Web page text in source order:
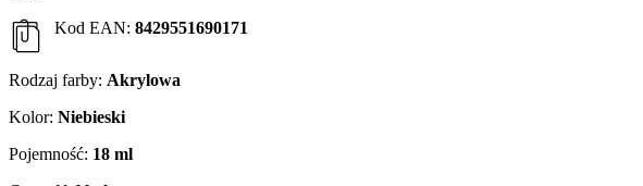
Kod EAN: 8429551690171
Rodzaj farby: Akrylowa
Kolor: Niebieski
Pojemność: 18 ml